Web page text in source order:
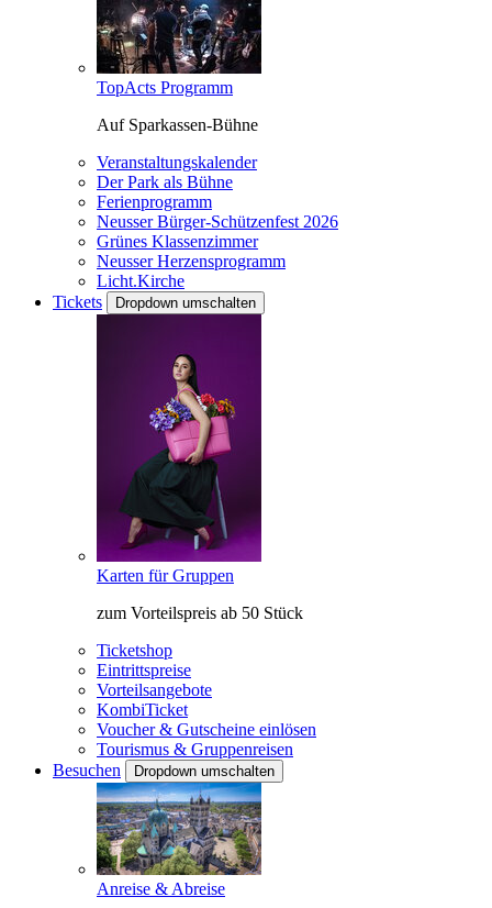
TopActs Programm
Auf Sparkassen-Bühne
Veranstaltungskalender
Der Park als Bühne
Ferienprogramm
Neusser Bürger-Schützenfest 2026
Grünes Klassenzimmer
Neusser Herzensprogramm
Licht.Kirche
Tickets
Dropdown umschalten
Karten für Gruppen
zum Vorteilspreis ab 50 Stück
Ticketshop
Eintrittspreise
Vorteilsangebote
KombiTicket
Voucher & Gutscheine einlösen
Tourismus & Gruppenreisen
Besuchen
Dropdown umschalten
Anreise & Abreise